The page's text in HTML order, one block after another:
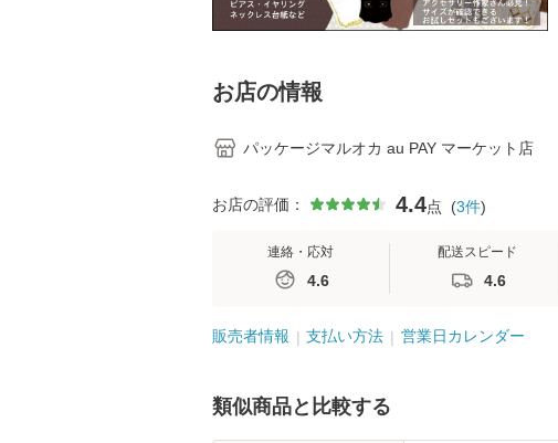
お店の情報
パッケージマルオカ au PAY マーケット店
お店の評価： 4.4点 (3件)
連絡・応対
4.6
配送スピード
4.6
販売者情報 支払い方法 営業日カレンダー
類似商品と比較する